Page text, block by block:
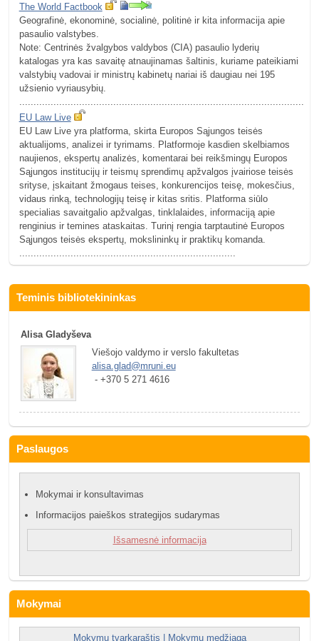
The World Factbook
Geografinė, ekonominė, socialinė, politinė ir kita informacija apie
pasaulio valstybes.
Note: Centrinės žvalgybos valdybos (CIA) pasaulio lyderių
katalogas yra kas savaitę atnaujinamas šaltinis, kuriame pateikiami
valstybių vadovai ir ministrų kabinetų nariai iš daugiau nei 195
užsienio vyriausybių.
EU Law Live
EU Law Live yra platforma, skirta Europos Sąjungos teisės
aktualijoms, analizei ir tyrimams. Platformoje kasdien skelbiamos
naujienos, ekspertų analizės, komentarai bei reikšmingų Europos
Sąjungos institucijų ir teismų sprendimų apžvalgos įvairiose teisės
srityse, įskaitant žmogaus teises, konkurencijos teisę, mokesčius,
vidaus rinką, technologijų teisę ir kitas sritis. Platforma siūlo
specialias savaitgalio apžvalgas, tinklalaides, informaciją apie
renginius ir temines ataskaitas. Turinį rengia tarptautinė Europos
Sąjungos teisės ekspertų, mokslininkų ir praktikų komanda.
Teminis bibliotekininkas
Alisa Gladyševa
Viešojo valdymo ir verslo fakultetas
alisa.glad@mruni.eu
- +370 5 271 4616
Paslaugos
Mokymai ir konsultavimas
Informacijos paieškos strategijos sudarymas
Išsamesnė informacija
Mokymai
Mokymų tvarkaraštis | Mokymų medžiaga